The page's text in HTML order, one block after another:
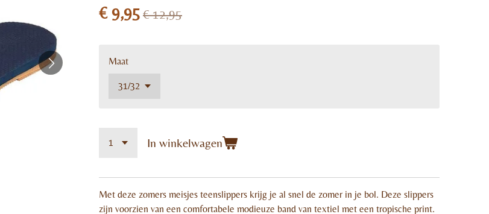
€ 9,95 € 12,95
Maat
In winkelwagen
Met deze zomers meisjes teenslippers krijg je al snel de zomer in je bol. Deze slippers
zijn voorzien van een comfortabele modieuze band van textiel met een tropische print.